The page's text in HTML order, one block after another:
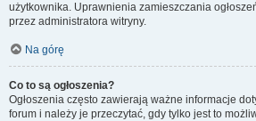
użytkownika. Uprawnienia zamieszczania
przez administratora witryny.
Na górę
Co to są ogłoszenia?
Ogłoszenia często zawierają ważne informacje
forum i należy je przeczytać, gdy tylko jest to